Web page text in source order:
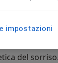
di
del sorriso.
impostazioni